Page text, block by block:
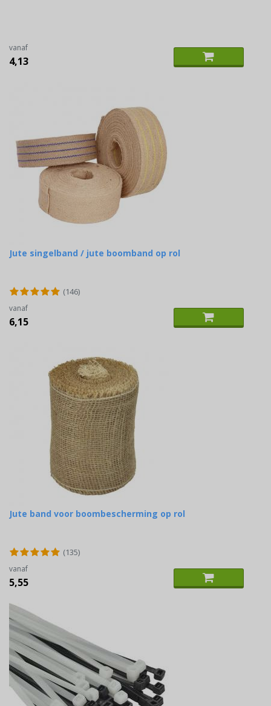
vanaf
4,13
Jute singelband / jute boomband op rol
(146)
vanaf
6,15
Jute band voor boombescherming op rol
(135)
vanaf
5,55